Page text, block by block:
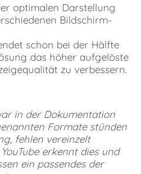
optimalen Darstellung
Bildschirm-
schon bei der Hälfte
das höher aufgelöste
zu verbessern.
in der Dokumentation
Formate stünden
fehlen vereinzelt
erkennt dies und
ein passendes der